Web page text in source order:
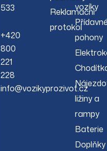
533
+420
800
221
228
info@vozikyprozivot.cz
Reklamační
protokol
vozíky
pohony
ližiny a
rampy
Baterie
Doplňky